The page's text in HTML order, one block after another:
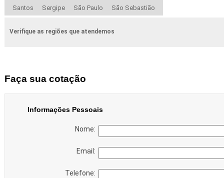
Santos Sergipe São Paulo São Sebastião
Verifique as regiões que atendemos
Faça sua cotação
Informações Pessoais
Nome:
Email:
Telefone: